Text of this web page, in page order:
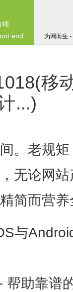
为网而生
端
end
移
...)
。老规
无论网
简而营
与
帮助靠谱